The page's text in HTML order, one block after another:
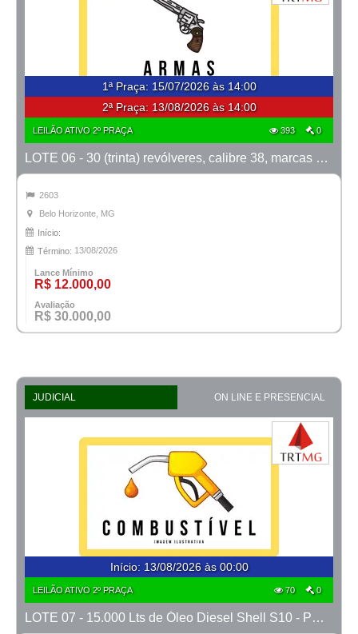
1ª Praça: 15/07/2026 às 14:00
2ª Praça: 13/08/2026 às 14:00
LEILÃO ATIVO 2º PRAÇA 393 0
LOTE 06 - 30 (trinta) revólveres, calibre 38, marcas Taurus e Rossi
2603
Belo Horizonte, MG
Início:
Término: 13/08/2026
Lance Mínimo
R$ 12.000,00
Avaliação
R$ 30.000,00
JUDICIAL ON LINE E PRESENCIAL
Início: 13/08/2026 às 00:00
LEILÃO ATIVO 2º PRAÇA 70 0
LOTE 07 - 15.000 Lts de Óleo Diesel Shell S10 - PROCESSO 0010850-36.2021-13ª BH